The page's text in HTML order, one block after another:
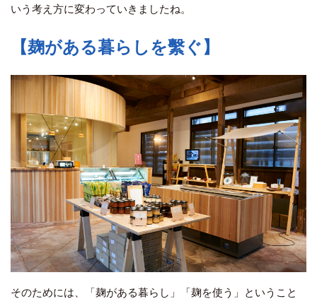
いう考え方に変わっていきましたね。
【麹がある暮らしを繫ぐ】
そのためには、「麹がある暮らし」「麹を使う」ということ